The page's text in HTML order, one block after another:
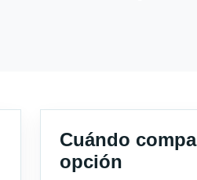
Cuándo
opción